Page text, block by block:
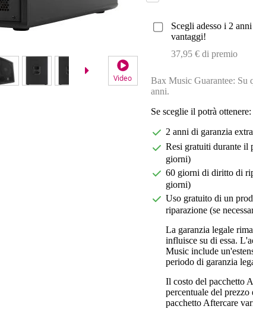
Video Video 2
Scegli adesso i 2
vantaggi!
37,95 € di premio
Bax Music Guarantee: Su
anni.
Se sceglie il potrà ottenere:
2 anni di garanzia
Resi gratuiti durante il
giorni)
60 giorni di diritto di
giorni)
Uso gratuito di un
riparazione (se
La garanzia legale
influisce su di essa.
Music include
periodo di garanzia
Il costo del pacchetto
percentuale del
pacchetto Aftercare